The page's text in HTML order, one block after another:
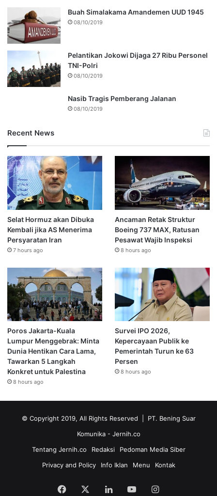
Buah Simalakama Amandemen UUD 1945
08/10/2019
Pelantikan Jokowi Dijaga 27 Ribu Personel
TNI-Polri
08/10/2019
Nasib Tragis Pemberang Jalanan
08/10/2019
Recent News
Selat Hormuz akan Dibuka
Kembali jika AS Menerima
Persyaratan Iran
7 hours ago
Ancaman Retak Struktur
Boeing 737 MAX, Ratusan
Pesawat Wajib Inspeksi
8 hours ago
Poros Jakarta-Kuala
Lumpur Menggebrak: Minta
Dunia Hentikan Cara Lama,
Tawarkan 5 Langkah
Konkret untuk Palestina
8 hours ago
Survei IPO 2026,
Kepercayaan Publik ke
Pemerintah Turun ke 63
Persen
8 hours ago
© Copyright 2019, All Rights Reserved | PT. Bening Suar
Komunika - Jernih.co
Tentang Jernih.co
Redaksi
Pedoman Media Siber
Privacy and Policy
Info Iklan Menu Kontak
Facebook LinkedInYouTubeInstagram